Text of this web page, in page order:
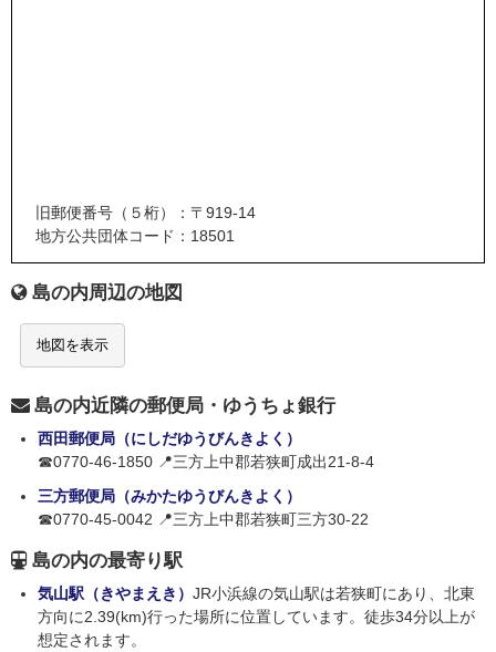
旧郵便番号（５桁）：〒919-14
地方公共団体コード：18501
島の内周辺の地図
地図を表示
島の内近隣の郵便局・ゆうちょ銀行
西田郵便局（にしだゆうびんきよく）
☎0770-46-1850 📍三方上中郡若狭町成出21-8-4
三方郵便局（みかたゆうびんきよく）
☎0770-45-0042 📍三方上中郡若狭町三方30-22
島の内の最寄り駅
気山駅（きやまえき） JR小浜線の気山駅は若狭町にあり、北東
方向に2.39(km)行った場所に位置しています。徒歩34分以上が
想定されます。